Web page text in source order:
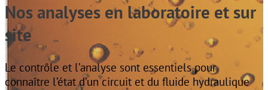
Nos analyses en laboratoire et sur
site
Le contrôle et l’analyse sont essentiels pour
connaître l’état d’un circuit et du fluide hydraulique